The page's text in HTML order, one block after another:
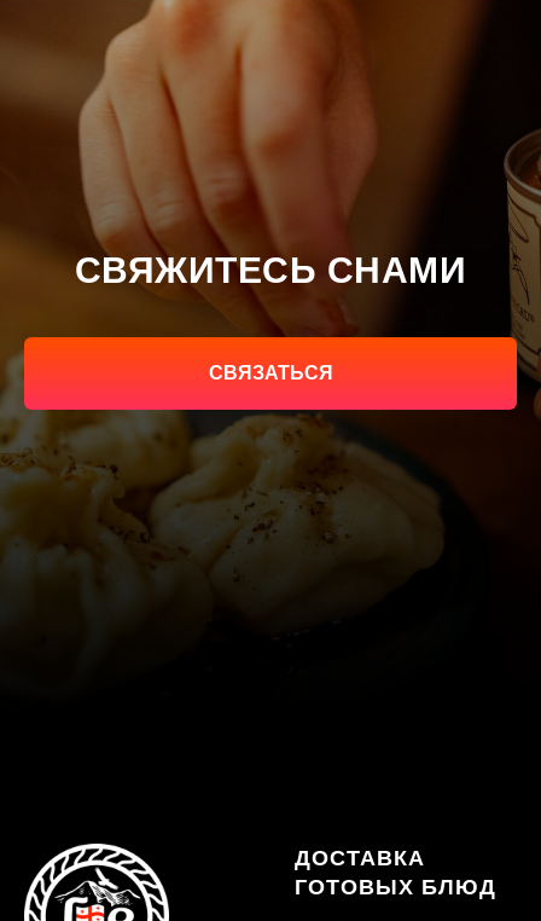
СВЯЖИТЕСЬ СНАМИ
СВЯЗАТЬСЯ
ДОСТАВКА
ГОТОВЫХ БЛЮД